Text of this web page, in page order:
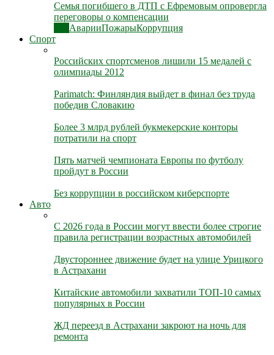
Семья погибшего в ДТП с Ефремовым опровергла
переговоры о компенсации
АварииПожарыКоррупция
Спорт
Российских спортсменов лишили 15 медалей с
олимпиады 2012
Parimatch: Финляндия выйдет в финал без труда
победив Словакию
Более 3 млрд рублей букмекерские конторы
потратили на спорт
Пять матчей чемпионата Европы по футболу
пройдут в России
Без коррупции в российском киберспорте
Авто
С 2026 года в России могут ввести более строгие
правила регистрации возрастных автомобилей
Двустороннее движение будет на улице Урицкого
в Астрахани
Китайские автомобили захватили ТОП-10 самых
популярных в России
ЖД переезд в Астрахани закроют на ночь для
ремонта